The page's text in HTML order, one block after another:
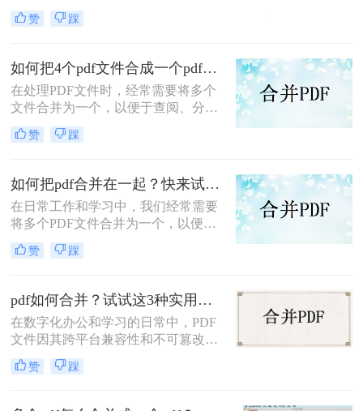
于查阅和管理。那么pdf怎么合并在一
个pdf里面呢？本文将介绍两种将多个
赞 踩
如何把4个pdf文件合成一个pdf？这3种合成方法请务必学会！
在处理PDF文件时，经常需要将多个
文件合并为一个，以便于查阅、分享
或存储。那么如何把4个pdf文件合成
一个pdf呢？本文将介绍三种将4个
赞 踩
如何把pdf合并在一起？快来试试这3种合并方法！
在日常工作和学习中，我们经常需要
将多个PDF文件合并为一个，以便于
查阅和分享。那么如何把pdf合并在一
起呢？本文将介绍三种常用的PDF合
赞 踩
pdf如何合并？试试这3种实用合并方法！
在数字化办公和学习的日常中，PDF
文件因其跨平台兼容性和不可篡改性
而广受欢迎。然而，当需要处理多个
PDF文件时，将它们合并成一个文件
并呢？本文将介绍三种合并PDF文件
赞 踩